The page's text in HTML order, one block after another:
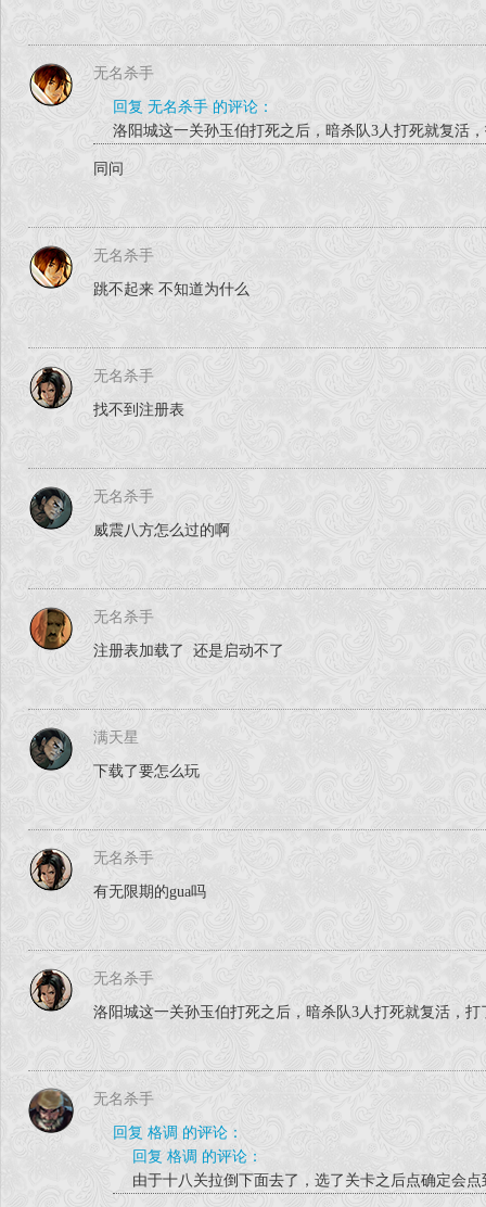
无名杀手
回复 无名杀手 的评论：
洛阳城这一关孙玉伯打死之后，暗杀队3人打死就复活
同问
无名杀手
跳不起来 不知道为什么
无名杀手
找不到注册表
无名杀手
威震八方怎么过的啊
无名杀手
注册表加载了 还是启动不了
满天星
下载了要怎么玩
无名杀手
有无限期的gua吗
无名杀手
洛阳城这一关孙玉伯打死之后，暗杀队3人打死就复活，
无名杀手
回复 格调 的评论：
回复 格调 的评论：
由于十八关拉倒下面去了，选了关卡之后点确定会